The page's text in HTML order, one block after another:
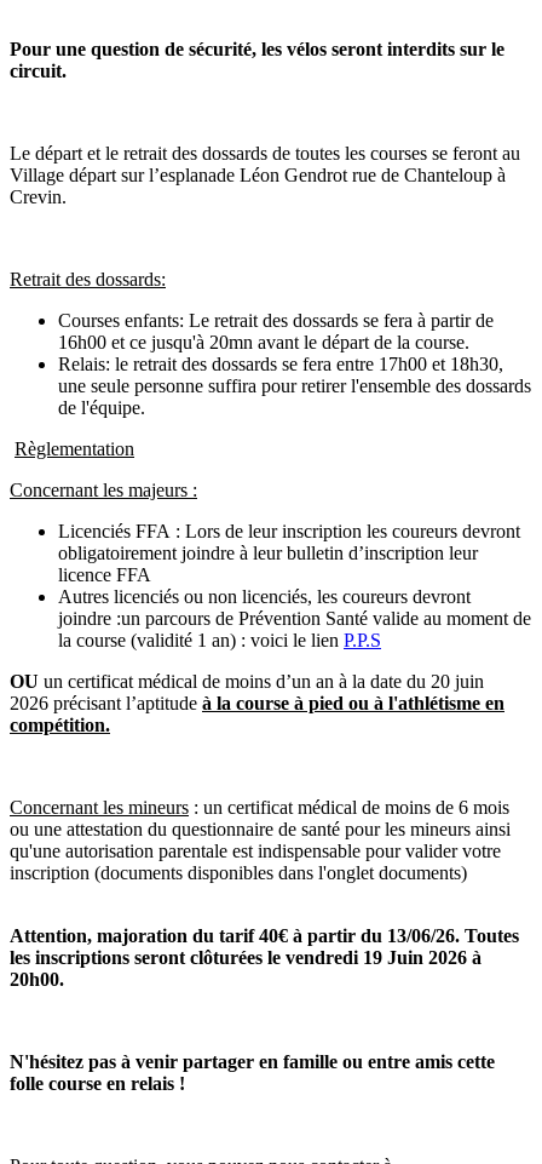
Pour une question de sécurité, les vélos seront interdits sur le
circuit.
Le départ et le retrait des dossards de toutes les courses se feront au
Village départ sur l’esplanade Léon Gendrot rue de Chanteloup à
Crevin.
Retrait des dossards:
Courses enfants: Le retrait des dossards se fera à partir de
16h00 et ce jusqu'à 20mn avant le départ de la course.
Relais: le retrait des dossards se fera entre 17h00 et 18h30,
une seule personne suffira pour retirer l'ensemble des dossards
de l'équipe.
Règlementation
Concernant les majeurs :
Licenciés FFA : Lors de leur inscription les coureurs devront
obligatoirement joindre à leur bulletin d’inscription leur
licence FFA
Autres licenciés ou non licenciés, les coureurs devront
joindre :un parcours de Prévention Santé valide au moment de
la course (validité 1 an) : voici le lien P.P.S
OU un certificat médical de moins d’un an à la date du 20 juin
2026 précisant l’aptitude à la course à pied ou à l'athlétisme en
compétition.
Concernant les mineurs : un certificat médical de moins de 6 mois
ou une attestation du questionnaire de santé pour les mineurs ainsi
qu'une autorisation parentale est indispensable pour valider votre
inscription (documents disponibles dans l'onglet documents)
Attention, majoration du tarif 40€ à partir du 13/06/26. Toutes
les inscriptions seront clôturées le vendredi 19 Juin 2026 à
20h00.
N'hésitez pas à venir partager en famille ou entre amis cette
folle course en relais !